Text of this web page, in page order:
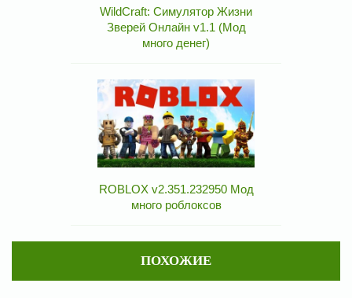
WildCraft: Симулятор Жизни
Зверей Онлайн v1.1 (Мод
много денег)
ROBLOX v2.351.232950 Мод
много роблоксов
ПОХОЖИЕ